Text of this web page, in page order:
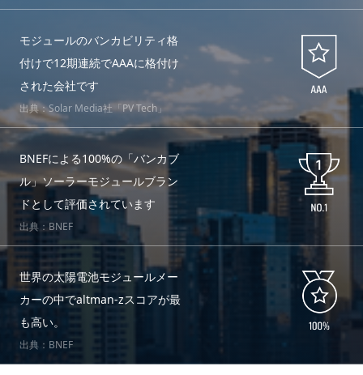
モジュールのバンカビリティ格
付けで12期連続でAAAに格付け
された会社です
出典：Solar Media社「PV Tech」
BNEFによる100%の「バンカブ
ル」ソーラーモジュールブラン
ドとして評価されています
出典：BNEF
世界の太陽電池モジュールメー
カーの中でaltman-zスコアが最
も高い。
出典：BNEF